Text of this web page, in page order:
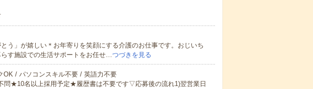
う」が嬉しい＊お年寄りを笑顔にする介護のお仕事です。おじいち
す施設での生活サポートをお任せ…つづきを見る
OK / パソコンスキル不要 / 英語力不要
問★10名以上採用予定★履歴書は不要です▽応募後の流れ1)翌営業日